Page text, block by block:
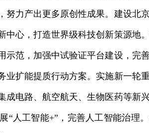
努力产出更多原创性成果。建设北
中心，打造世界级科技创新策源地
示范，加强中试验证平台建设，完
业扩能提质行动方案。实施新一轮
成电路、航空航天、生物医药等新
“人工智能+”，完善人工智能治理